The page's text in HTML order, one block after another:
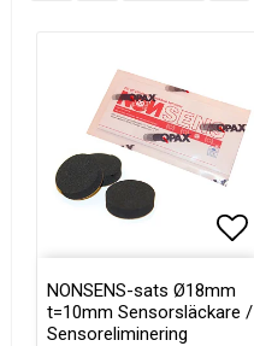
NONSENS-sats Ø18mm
t=10mm Sensorsläckare /
Sensoreliminering